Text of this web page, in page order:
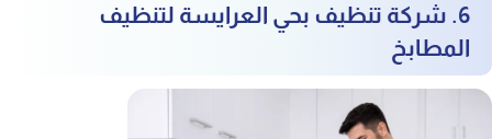
6. شركة تنظيف بحي العرايسة لتنظيف
المطابخ